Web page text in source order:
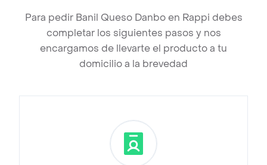
Para pedir Banil Queso Danbo en Rappi debes
completar los siguientes pasos y nos
encargamos de llevarte el producto a tu
domicilio a la brevedad